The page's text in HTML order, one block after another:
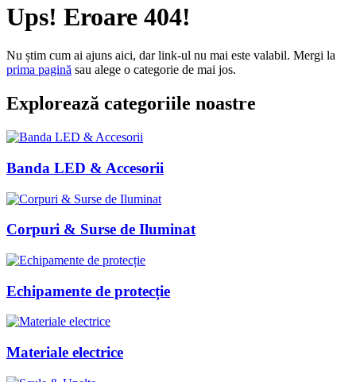
Ups! Eroare 404!
Nu știm cum ai ajuns aici, dar link-ul nu mai este valabil. Mergi la
prima pagină sau alege o categorie de mai jos.
Explorează categoriile noastre
Banda LED & Accesorii
Corpuri & Surse de Iluminat
Echipamente de protecție
Materiale electrice